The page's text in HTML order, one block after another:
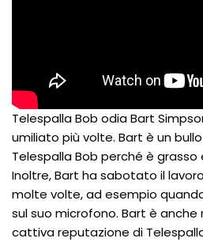
Telespalla Bob odia Bart
umiliato più volte. Bart è un
Telespalla Bob perché è grasso
Inoltre, Bart ha sabotato il
molte volte, ad esempio
sul suo microfono. Bart è
cattiva reputazione di